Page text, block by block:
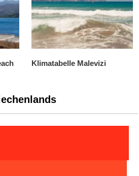
Klimatabelle Malevizi